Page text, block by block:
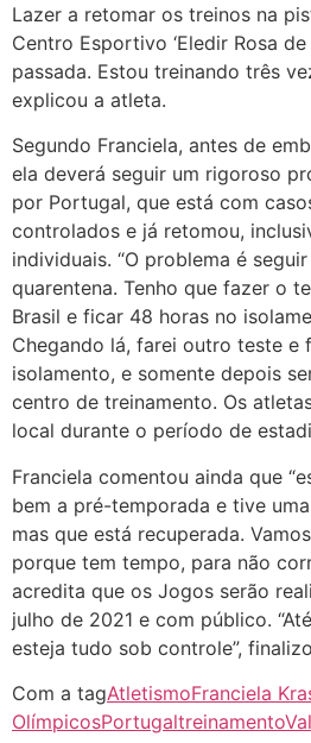
Lazer a retomar os treinos na
Centro Esportivo ‘Eledir Rosa de
passada. Estou treinando três
explicou a atleta.
Segundo Franciela, antes de
ela deverá seguir um rigoroso
por Portugal, que está com
controlados e já retomou,
individuais. “O problema é
quarentena. Tenho que fazer o
Brasil e ficar 48 horas no
Chegando lá, farei outro teste e
isolamento, e somente depois
centro de treinamento. Os
local durante o período de
Franciela comentou ainda que
bem a pré-temporada e tive
mas que está recuperada.
porque tem tempo, para não
acredita que os Jogos serão
julho de 2021 e com público.
esteja tudo sob controle”,
Com a tagAtletismoFranciela
OlímpicosPortugaltreinamento